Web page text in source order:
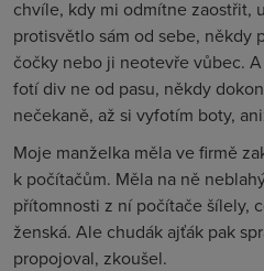
chvíle, kdy mi odmítne zaostřit,
protisvětlo sám od sebe, někdy
čočky nebo ji neotevře vůbec.
fotí div ne od pasu, někdy
nečekaně, až si vyfotím boty,
Moje manželka měla ve firmě
k počítačům. Měla na ně
přítomnosti z ní počítače šílely,
ženská. Ale chudák ajťák pak
propojoval, zkoušel.